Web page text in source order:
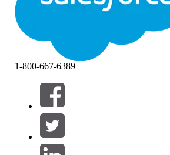
Filtre (0)
VÆLG FILTRE
Produktområde
1-800-667-6389